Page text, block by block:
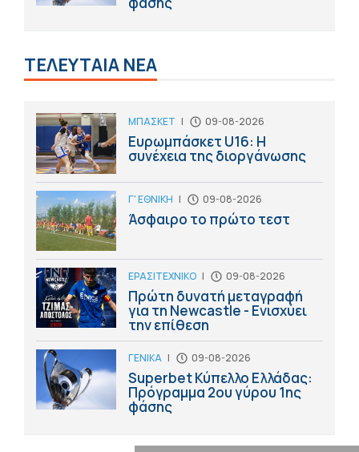
ΤΕΛΕΥΤΑΙΑ ΝΕΑ
ΜΠΑΣΚΕΤ | 09-08-2026
Ευρωμπάσκετ U16: Η
συνέχεια της διοργάνωσης
Γ' ΕΘΝΙΚΗ | 09-08-2026
Άσφαιρο το πρώτο τεστ
ΕΡΑΣΙΤΕΧΝΙΚΟ | 09-08-2026
Πρώτη δυνατή μεταγραφή
για τη Newcastle - Ενισχύει
την επίθεση
ΓΕΝΙΚΑ | 09-08-2026
Superbet Κύπελλο Ελλάδας:
Πρόγραμμα 2ου γύρου 1ης
φάσης